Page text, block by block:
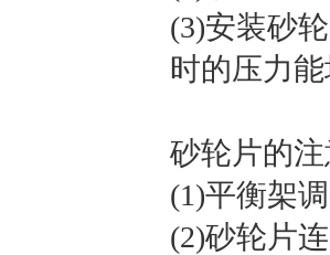
(3)安装砂
时的压力
砂轮片的
(1)平衡架
(2)砂轮片